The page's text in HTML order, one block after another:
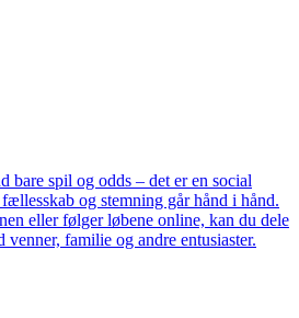
bare spil og odds – det er en social
og stemning går hånd i hånd.
eller følger løbene online, kan du dele
familie og andre entusiaster.